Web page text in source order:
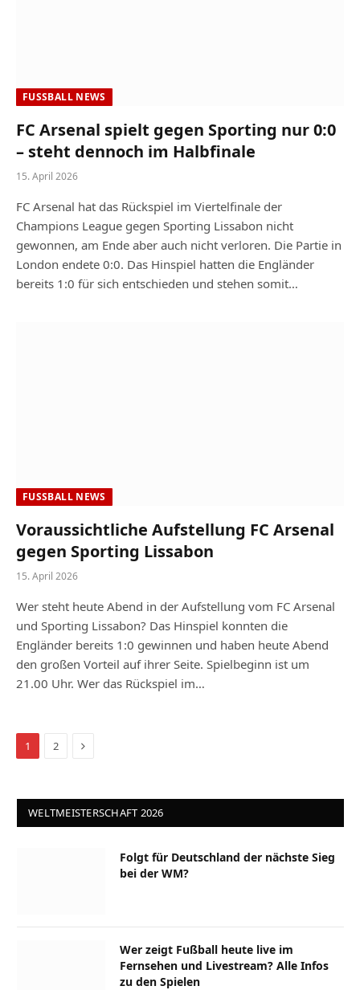
FUSSBALL NEWS
FC Arsenal spielt gegen Sporting nur 0:0
– steht dennoch im Halbfinale
15. April 2026
FC Arsenal hat das Rückspiel im Viertelfinale der
Champions League gegen Sporting Lissabon nicht
gewonnen, am Ende aber auch nicht verloren. Die Partie in
London endete 0:0. Das Hinspiel hatten die Engländer
bereits 1:0 für sich entschieden und stehen somit…
FUSSBALL NEWS
Voraussichtliche Aufstellung FC Arsenal
gegen Sporting Lissabon
15. April 2026
Wer steht heute Abend in der Aufstellung vom FC Arsenal
und Sporting Lissabon? Das Hinspiel konnten die
Engländer bereits 1:0 gewinnen und haben heute Abend
den großen Vorteil auf ihrer Seite. Spielbeginn ist um
21.00 Uhr. Wer das Rückspiel im…
1 2 Next
WELTMEISTERSCHAFT 2026
Folgt für Deutschland der nächste Sieg
bei der WM?
Wer zeigt Fußball heute live im
Fernsehen und Livestream? Alle Infos
zu den Spielen